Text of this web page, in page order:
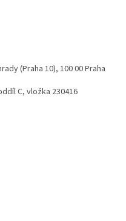
(Praha 10), 100 00 Praha
oddíl C, vložka 230416